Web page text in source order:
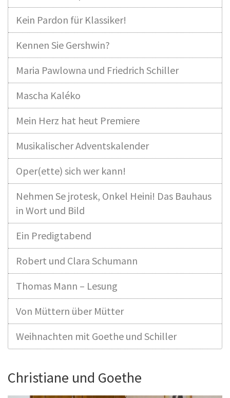
Kein Pardon für Klassiker!
Kennen Sie Gershwin?
Maria Pawlowna und Friedrich Schiller
Mascha Kaléko
Mein Herz hat heut Premiere
Musikalischer Adventskalender
Oper(ette) sich wer kann!
Nehmen Se jrotesk, Onkel Heini! Das Bauhaus
in Wort und Bild
Ein Predigtabend
Robert und Clara Schumann
Thomas Mann – Lesung
Von Müttern über Mütter
Weihnachten mit Goethe und Schiller
Christiane und Goethe